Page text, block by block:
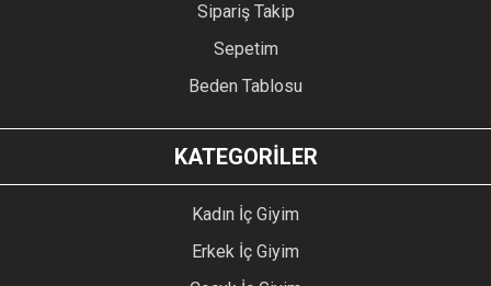
Sipariş Takip
Sepetim
Beden Tablosu
KATEGORİLER
Kadın İç Giyim
Erkek İç Giyim